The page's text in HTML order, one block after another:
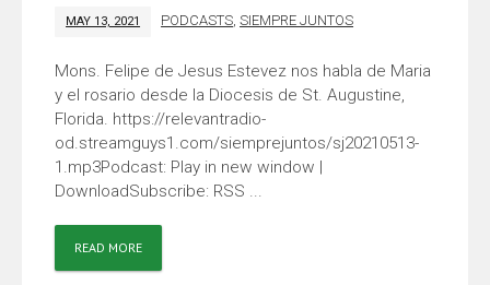
MAY 13, 2021 PODCASTS,SIEMPRE JUNTOS
Mons. Felipe de Jesus Estevez nos habla de Maria
y el rosario desde la Diocesis de St. Augustine,
Florida. https://relevantradio-
od.streamguys1.com/siemprejuntos/sj20210513-
1.mp3Podcast: Play in new window |
DownloadSubscribe: RSS ...
READ MORE